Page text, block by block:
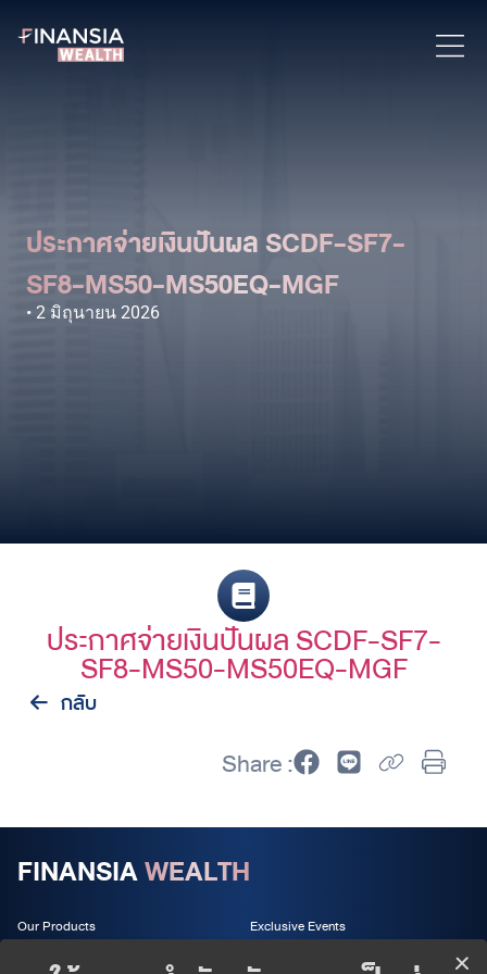
ประกาศจ่ายเงินปันผล SCDF-SF7-
SF8-MS50-MS50EQ-MGF
2 มิถุนายน 2026
ประกาศจ่ายเงินปันผล SCDF-SF7-
SF8-MS50-MS50EQ-MGF
กลับ
Share :
FINANSIAWEALTH
Our Products Exclusive Events
Wealth Services About us